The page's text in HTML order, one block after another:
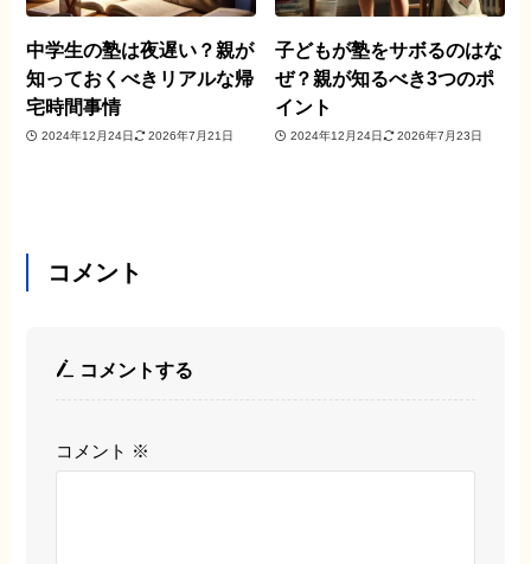
中学生の塾は夜遅い？親が
知っておくべきリアルな帰
宅時間事情
2024年12月24日 2026年7月21日
子どもが塾をサボるのはな
ぜ？親が知るべき3つのポ
イント
2024年12月24日 2026年7月23日
コメント
コメントする
コメント ※